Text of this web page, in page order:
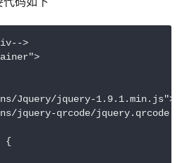
>
Jquery/jquery-
jquery-qrcode/
{